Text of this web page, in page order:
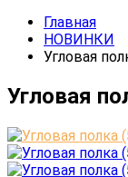
Главная
НОВИНКИ
Угловая
Угловая